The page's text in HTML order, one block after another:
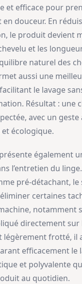
et efficace pour
douceur. En
le produit devient
et les
naturel des
aussi une
le lavage
Résultat : une
avec un geste
écologique.
également
l’entretien du
pré-détachant,
certaines
notamment
directement sur
légèrement frotté, il
efficacement le
et polyvalente
au quotidien.